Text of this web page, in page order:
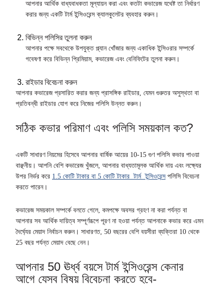
আপনার আর্থিক বাধ্যবাধকতা মূল্যায়ন করা এবং কতটা কভারেজ যথেষ্ট তা নির্ধারণ
করার জন্য একটি টার্ম ইন্সিওরেন্স ক্যালকুলেটর ব্যবহার করুন।
বিভিন্ন পলিসির তুলনা করুন
আপনার পক্ষে সবথেকে উপযুক্ত প্ল্যান খোঁজার জন্য একাধিক ইন্সিওরার সম্পর্কে
গবেষণা করে বিভিন্ন প্রিমিয়াম, কভারেজ এবং বেনিফিটের তুলনা করুন।
রাইডার বিবেচনা করুন
আপনার কভারেজ প্রসারিত করার জন্য প্রাসঙ্গিক রাইডার, যেমন গুরুতর অসুস্থতা বা
প্রতিবন্ধী রাইডার যোগ করে নিজের পলিসি উন্নত করুন।
সঠিক কভার পরিমাণ এবং পলিসি সময়কাল কত?
একটি সাধারণ নিয়মের হিসেবে আপনার বার্ষিক আয়ের 10-15 গুণ পলিসি কভার পাওয়া
বাঞ্ছনীয়। আপনি বেশি কভারেজ খুঁজলে, আপনার বাধ্যতামূলক আর্থিক দায় এবং লক্ষ্যের
উপর নির্ভর করে 1.5 কোটি টাকার বা 5 কোটি টাকার টার্ম ইন্সিওরেন্স পলিসি বিবেচনা
করতে পারেন।
কভারেজ সময়কাল সম্পর্কে বলতে গেলে, কমপক্ষে অবসর গ্রহণ না করা পর্যন্ত বা
আপনার সব আর্থিক দায়িত্ব সম্পূর্ণরূপে পূরণ না হওয়া পর্যন্ত আপনাকে কভার করে এমন
দৈর্ঘ্যের মেয়াদ নির্বাচন করুন। সাধারণত, 50 বছরের বেশি বয়সীরা ব্যক্তিরা 10 থেকে
25 বছর পর্যন্ত মেয়াদ বেছে নেন।
আপনার 50 ঊর্ধ্ব বয়সে টার্ম ইন্সিওরেন্স কেনার
আগে যেসব বিষয় বিবেচনা করতে হবে-